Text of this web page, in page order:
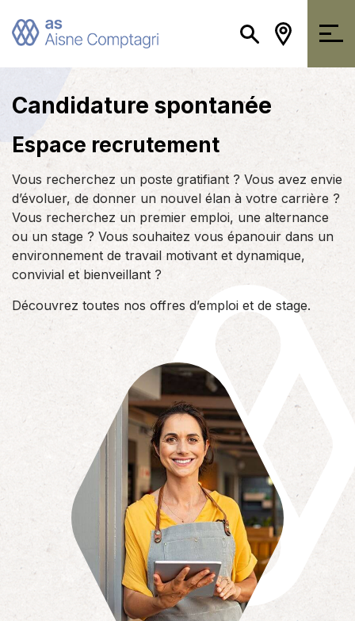
Candidature spontanée
Espace recrutement
Vous recherchez un poste gratifiant ? Vous avez envie
d’évoluer, de donner un nouvel élan à votre carrière ?
Vous recherchez un premier emploi, une alternance
ou un stage ? Vous souhaitez vous épanouir dans un
environnement de travail motivant et dynamique,
convivial et bienveillant ?
Découvrez toutes nos offres d’emploi et de stage.